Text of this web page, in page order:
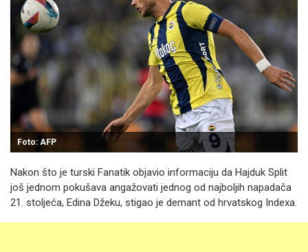
Foto: AFP
Nakon što je turski Fanatik objavio informaciju da Hajduk Split
još jednom pokušava angažovati jednog od najboljih napadača
21. stoljeća, Edina Džeku, stigao je demant od hrvatskog Indexa.